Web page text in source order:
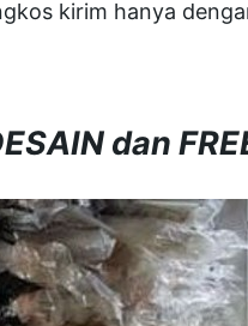
kirim hanya
dan